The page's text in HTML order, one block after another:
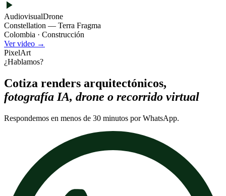
AudiovisualDrone
Constellation — Terra Fragma
Colombia · Construcción
Ver video →
PixelArt
¿Hablamos?
Cotiza renders arquitectónicos,
fotografía IA, drone o recorrido virtual
Respondemos en menos de 30 minutos por WhatsApp.